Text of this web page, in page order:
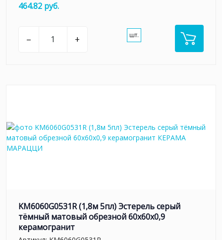
464.82 руб.
– + шт.
KM6060G0531R (1,8м 5пл) Эстерель серый
тёмный матовый обрезной 60x60x0,9
керамогранит